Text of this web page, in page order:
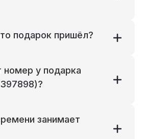
подарок пришёл?
номер у подарка
занимает